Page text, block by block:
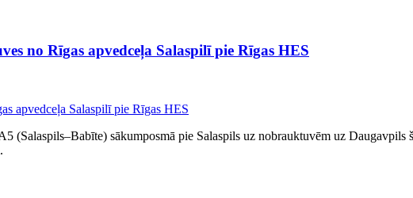
no Rīgas apvedceļa Salaspilī pie Rīgas HES
(Salaspils–Babīte) sākumposmā pie Salaspils uz nobrauktuvēm uz